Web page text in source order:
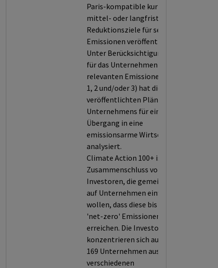
Paris-kompatible kurz-,
mittel- oder langfristige
Reduktionsziele für seine
Emissionen veröffentlicht.
Unter Berücksichtigung der
für das Unternehmen
relevanten Emissionen (Scope
1, 2 und/oder 3) hat die TPI die
veröffentlichten Pläne des
Unternehmens für einen
Übergang in eine
emissionsarme Wirtschaft
analysiert.
Climate Action 100+ ist ein
Zusammenschluss von
Investoren, die gemeinsam
auf Unternehmen einwirken
wollen, dass diese bis 2050
'net-zero' Emissionen
erreichen. Die Investoren
konzentrieren sich auf derzeit
169 Unternehmen aus
verschiedenen